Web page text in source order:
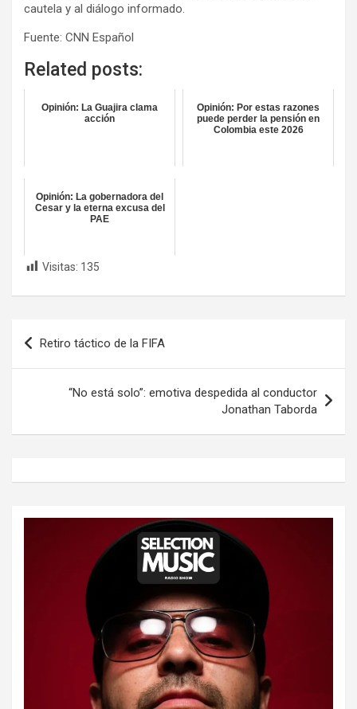
cautela y al diálogo informado.
Fuente: CNN Español
Related posts:
Opinión: La Guajira clama
acción
Opinión: Por estas razones
puede perder la pensión en
Colombia este 2026
Opinión: La gobernadora del
Cesar y la eterna excusa del
PAE
Visitas: 135
Navegación
de
entradas
Retiro táctico de la FIFA
“No está solo”: emotiva despedida al conductor
Jonathan Taborda